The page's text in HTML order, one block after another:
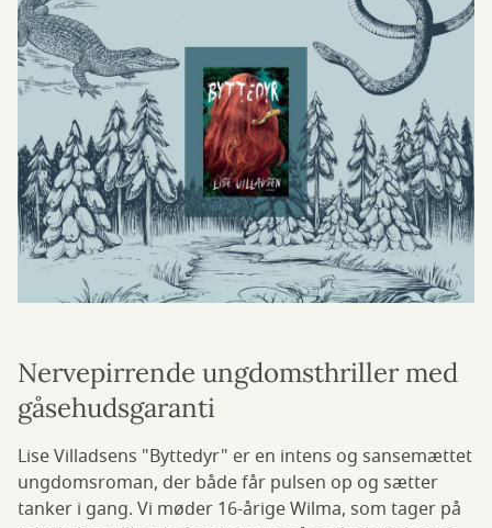
Nervepirrende ungdomsthriller med
gåsehudsgaranti
Lise Villadsens "Byttedyr" er en intens og sansemættet
ungdomsroman, der både får pulsen op og sætter
tanker i gang. Vi møder 16-årige Wilma, som tager på